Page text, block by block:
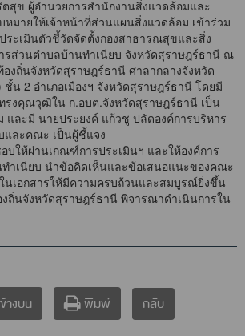
ข ผู้อำนวยการสำนักงานสิ่งแวดล้อมและ
มายให้เจ้าหน้าที่ส่วนแผนสิ่งแวดล้อม เข้าร่วม
ะเมินตัวชี้วัดจัดตั้งกองสาธารณสุขและสิ่ง
รส่วนตำบลบ้านทำเนียบ จังหวัดสุราษฎร์ธานี ณ
งถิ่นจังหวัดสุราษฎร์ธานี ศาลากลางจังหวัด
น 2 อำเภอเมืองฯ จังหวัดสุราษฎร์ธานี โดยมี
รงคุณวุฒิใน ก.อบต.จังหวัดสุราษฎร์ธานี เป็น
และมี นายประยงค์ แก้วชู ปลัดองค์การบริหาร
และคณะ เป็นผู้ชี้แจง
ให้ผ่านเกณฑ์การประเมินฯ และให้องค์การ
ำเนียบ นำข้อคิดเห็นและข้อเสนอแนะของคณะ
นเอกสารให้มีความครบถ้วนและสมบูรณ์ยิ่งขึ้น
ถิ่นจังหวัดสุราษฎร์ธานี พิจารณาดำเนินการใน
งบน พิมพ์ กลับ